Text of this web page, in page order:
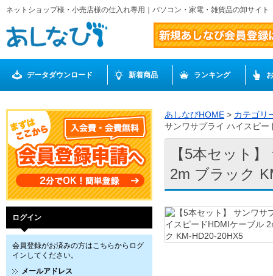
ネットショップ様・小売店様の仕入れ専用｜パソコン・家電・雑貨品の卸サイ
データダウンロード 新着商品 ランキング
ログイン
会員登録がお済みの方はこちらからログ
インしてください。
メールアドレス
あしなびHOME > カテゴリ
サンワサプライ ハイスピ
【5本セット
2m ブラック